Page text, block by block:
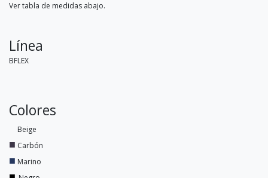
Ver tabla de medidas abajo.
Línea
BFLEX
Colores
Beige
■ Carbón
■ Marino